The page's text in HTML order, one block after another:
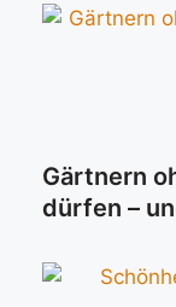
Gärtnern
dürfen –